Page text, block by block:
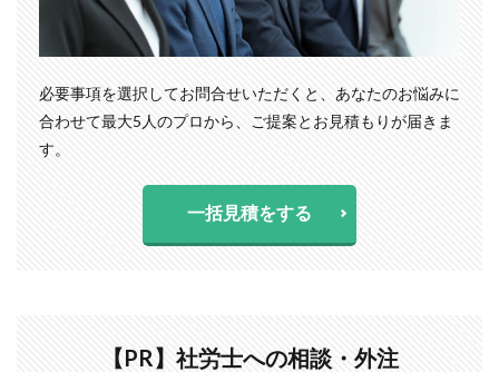
必要事項を選択してお問合せいただくと、あなたのお悩みに
合わせて最大5人のプロから、ご提案とお見積もりが届きま
す。
一括見積をする
【PR】社労士への相談・外注